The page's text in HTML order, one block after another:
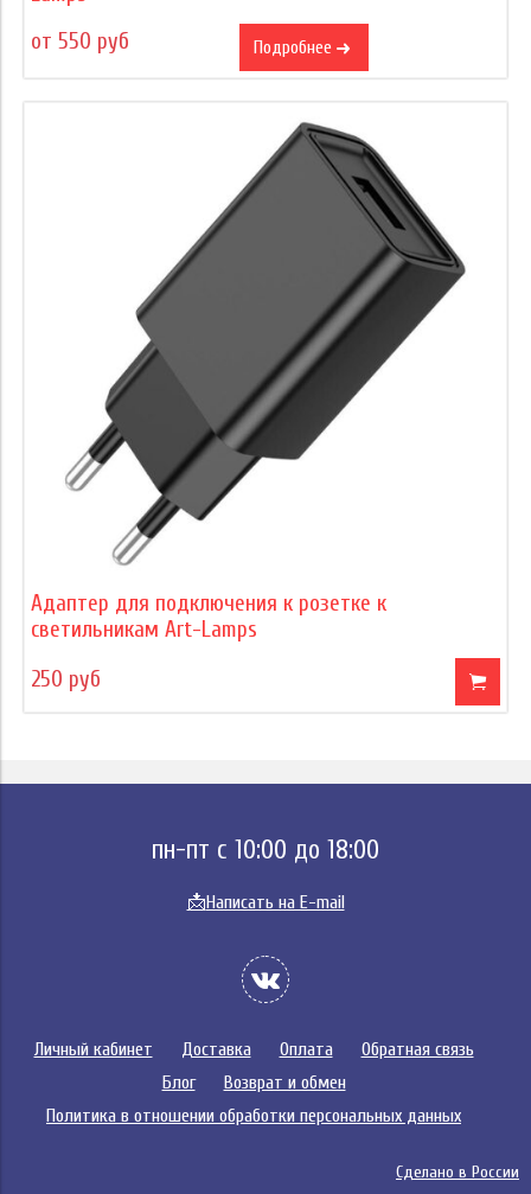
от 550 руб
Подробнее
Адаптер для подключения к розетке к
светильникам Art-Lamps
250 руб
пн-пт с 10:00 до 18:00
📩Написать на E-mail
Личный кабинет Доставка Оплата
Обратная связь
Блог
Возврат и обмен
Политика в отношении обработки персональных данных
Сделано в России